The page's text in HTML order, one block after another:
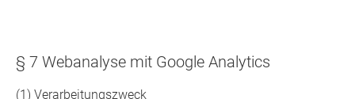
§ 7 Webanalyse mit Google Analytics
(1) Verarbeitungszweck